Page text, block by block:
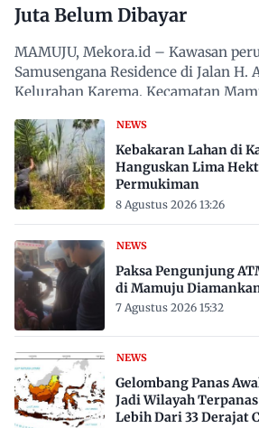
Juta Belum Dibayar
MAMUJU, Mekora.id – Kawasan
Samusengana Residence di Jalan H.
Kelurahan Karema, Kecamatan
NEWS
Kebakaran Lahan di
Hanguskan Lima
Permukiman
8 Agustus 2026 13:26
NEWS
Paksa Pengunjung
di Mamuju
7 Agustus 2026 15:32
NEWS
Gelombang Panas
Jadi Wilayah
Lebih Dari 33 Derajat